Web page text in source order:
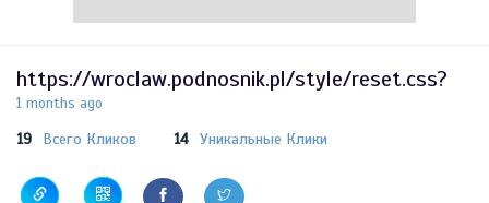
https://wroclaw.podnosnik.pl/style/reset.css?
1 months ago
19 Всего Кликов 14 Уникальные Клики